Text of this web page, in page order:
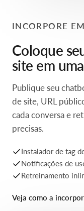
INCORPORE
Coloque
site em
Publique seu
de site, URL
cada conversa e
precisas.
Instalador de tag
Retreinamento